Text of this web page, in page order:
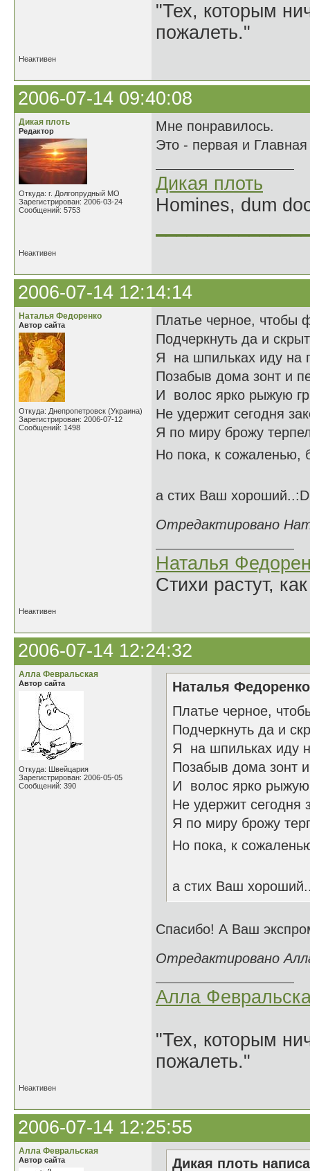
"Тех, которым
пожалеть."
Неактивен
2006-07-14 09:40:08
Дикая плоть
Редактор
Откуда: г. Долгопрудный МО
Зарегистрирован: 2006-03-24
Сообщений: 5753
Мне понравилось.
Это - первая и
Дикая плоть
Homines, dum
Неактивен
2006-07-14 12:14:14
Наталья Федоренко
Автор сайта
Откуда: Днепропетровск (Украина)
Зарегистрирован: 2006-07-12
Сообщений: 1498
Платье черное, чтобы
Подчеркнуть да и
Я на шпильках иду на
Позабыв дома зонт и
И волос ярко рыжую
Не удержит сегодня
Я по миру брожу
Но пока, к сожаленью,
а стих Ваш
Отредактировано
Наталья
Стихи растут,
Неактивен
2006-07-14 12:24:32
Алла Февральская
Автор сайта
Откуда: Швейцария
Зарегистрирован: 2006-05-05
Сообщений: 390
Наталья
Платье черное,
Подчеркнуть да и
Я на шпильках иду
Позабыв дома зонт
И волос ярко рыжую
Не удержит сегодня
Я по миру брожу
Но пока, к
а стих Ваш
Спасибо! А Ваш
Отредактировано
Алла
"Тех, которым
пожалеть."
Неактивен
2006-07-14 12:25:55
Алла Февральская
Автор сайта Дикая плоть